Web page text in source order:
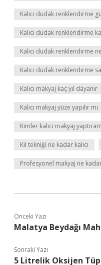
Kalıcı dudak renklendirme
Kalıcı dudak renklendirme
Kalıcı dudak renklendirme
Kalıcı dudak renklendirme
Kalıcı makyaj kaç yıl dayanır
Kalıcı makyaj yüze yapılır mı
Kimler kalıcı makyaj
Kıl tekniği ne kadar kalıcı
Profesyonel makyaj ne
Önceki Yazı
Malatya Beydağı
Sonraki Yazı
5 Litrelik Oksijen